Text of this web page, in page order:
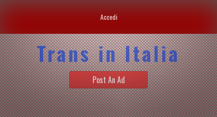
Accedi
Trans in Italia
Post An Ad